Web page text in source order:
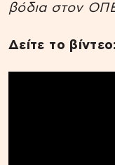
βόδια στον
Δείτε το βίντεο: